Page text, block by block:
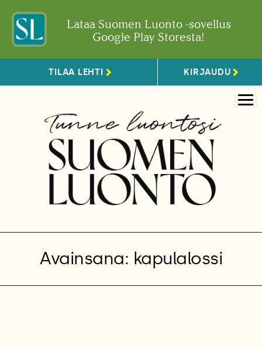
Lataa Suomen Luonto -sovellus
Google Play Storesta!
TILAA LEHTI KIRJAUDU
Avainsana: kapulalossi